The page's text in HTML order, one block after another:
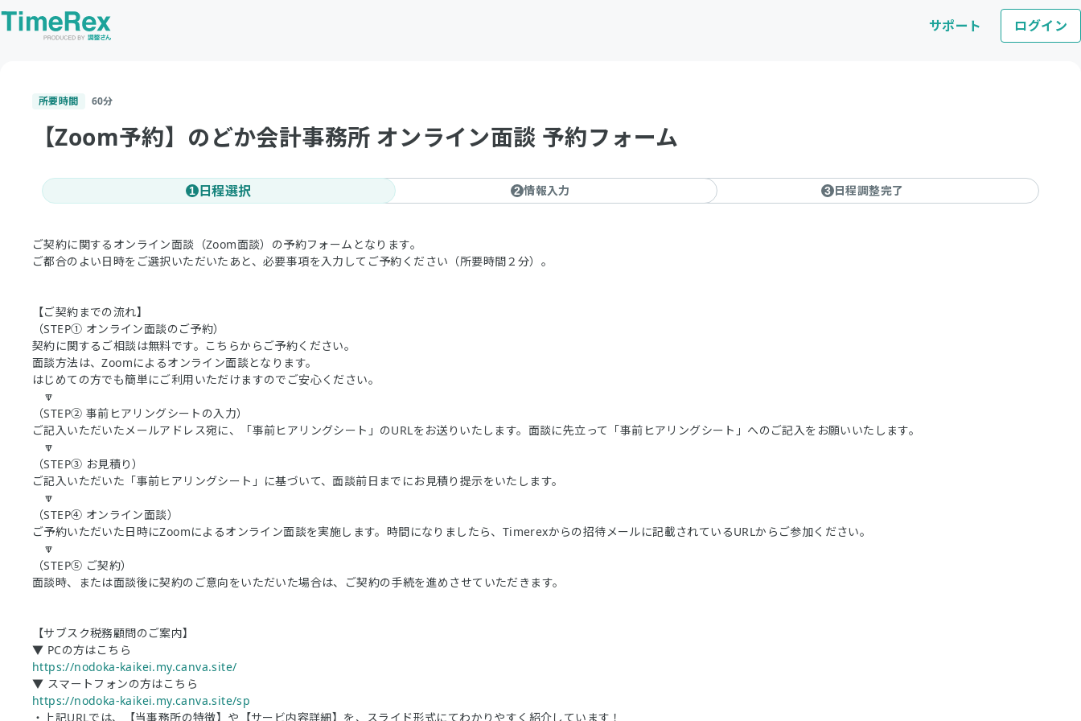
サポート ログイン
所要時間 60分
【Zoom予約】のどか会計事務所 オンライン面談 予約フォーム
1 日程選択 2 情報入力 3 日程調整完了
ご契約に関するオンライン面談（Zoom面談）の予約フォームとなります。
ご都合のよい日時をご選択いただいたあと、必要事項を入力してご予約ください（所要時間２分）。
【ご契約までの流れ】
（STEP① オンライン面談のご予約）
契約に関するご相談は無料です。こちらからご予約ください。
面談方法は、Zoomによるオンライン面談となります。
はじめての方でも簡単にご利用いただけますのでご安心ください。
🔽
（STEP② 事前ヒアリングシートの入力）
ご記入いただいたメールアドレス宛に、「事前ヒアリングシート」のURLをお送りいたします。面談に先立って「事前ヒアリングシート」へのご記入をお願いいたします。
🔽
（STEP③ お見積り）
ご記入いただいた「事前ヒアリングシート」に基づいて、面談前日までにお見積り提示をいたします。
🔽
（STEP④ オンライン面談）
ご予約いただいた日時にZoomによるオンライン面談を実施します。時間になりましたら、Timerexからの招待メールに記載されているURLからご参加ください。
🔽
（STEP⑤ ご契約）
面談時、または面談後に契約のご意向をいただいた場合は、ご契約の手続を進めさせていただきます。
【サブスク税務顧問のご案内】
▼ PCの方はこちら
https://nodoka-kaikei.my.canva.site/
▼ スマートフォンの方はこちら
https://nodoka-kaikei.my.canva.site/sp
・上記URLでは、【当事務所の特徴】や【サービ内容詳細】を、スライド形式にてわかりやすく紹介しています！